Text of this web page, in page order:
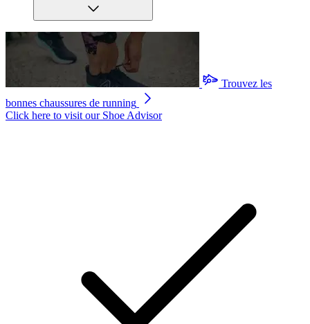
Trouvez les
bonnes chaussures de running
Click here to visit our Shoe Advisor